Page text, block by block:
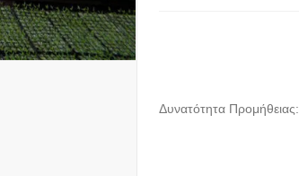
Δυνατότητα Προμήθειας: